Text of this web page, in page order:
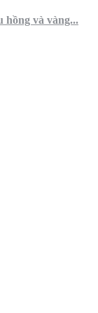
hồng và vàng...